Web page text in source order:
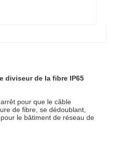
diviseur de la fibre IP65
pour que le câble
de fibre, se dédoublant,
le bâtiment de réseau de